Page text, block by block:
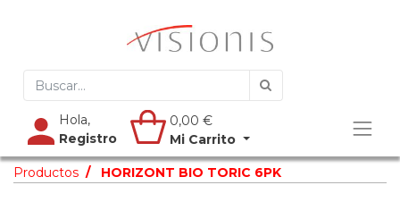
Hola,
Registro
0,00 €
Mi Carrito
Productos HORIZONT BIO TORIC 6PK